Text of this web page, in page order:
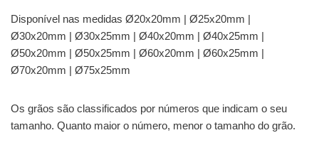
Disponível nas medidas Ø20x20mm | Ø25x20mm |
Ø30x20mm | Ø30x25mm | Ø40x20mm | Ø40x25mm |
Ø50x20mm | Ø50x25mm | Ø60x20mm | Ø60x25mm |
Ø70x20mm | Ø75x25mm
Os grãos são classificados por números que indicam o seu
tamanho. Quanto maior o número, menor o tamanho do grão.